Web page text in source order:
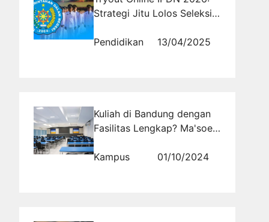
Strategi Jitu Lolos Seleksi
Pendidikan
13/04/2025
Kuliah di Bandung dengan
Fasilitas Lengkap? Ma'soem
Kampus
01/10/2024